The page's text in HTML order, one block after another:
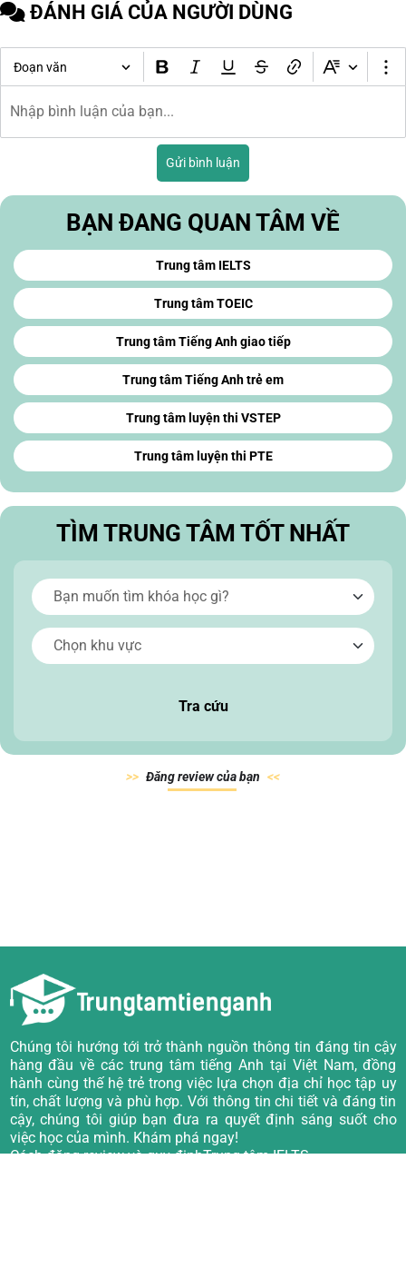
ĐÁNH GIÁ CỦA NGƯỜI DÙNG
Đoạn văn
Gửi bình luận
BẠN ĐANG QUAN TÂM VỀ
Trung tâm IELTS
Trung tâm TOEIC
Trung tâm Tiếng Anh giao tiếp
Trung tâm Tiếng Anh trẻ em
Trung tâm luyện thi VSTEP
Trung tâm luyện thi PTE
TÌM TRUNG TÂM TỐT NHẤT
Tra cứu
Đăng review củabạn
Chúng tôi hướng tới trở thành nguồn thông tin đáng tin cậy
hàng đầu về các trung tâm tiếng Anh tại Việt Nam, đồng
hành cùng thế hệ trẻ trong việc lựa chọn địa chỉ học tập uy
tín, chất lượng và phù hợp. Với thông tin chi tiết và đáng tin
cậy, chúng tôi giúp bạn đưa ra quyết định sáng suốt cho
việc học của mình. Khám phá ngay!
Cách đăng review và quy địnhTrung tâm IELTS